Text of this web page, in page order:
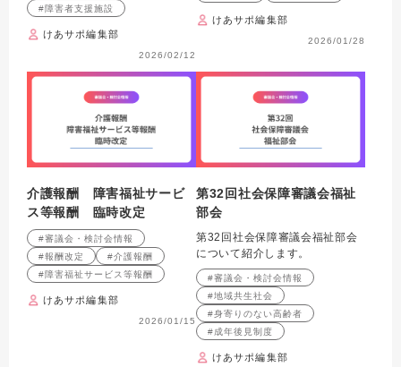
#障害者支援施設
けあサポ編集部
2026/02/12
けあサポ編集部
2026/01/28
介護報酬 障害福祉サービ
ス等報酬 臨時改定
#審議会・検討会情報
#報酬改定
#介護報酬
#障害福祉サービス等報酬
けあサポ編集部
2026/01/15
第32回社会保障審議会福祉
部会
第32回社会保障審議会福祉部会
について紹介します。
#審議会・検討会情報
#地域共生社会
#身寄りのない高齢者
#成年後見制度
けあサポ編集部